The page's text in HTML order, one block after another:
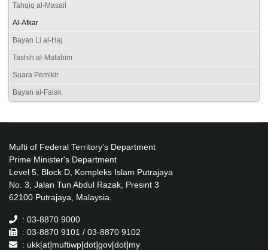
Tahqiq al-Masail
Al-Afkar
Bayan Li al-Haj
Tashih al-Mafahim
Suara Pemikir
Bayan al-Falak
Mufti of Federal Territory's Department
Prime Minister's Department
Level 5, Block D, Kompleks Islam Putrajaya
No. 3, Jalan Tun Abdul Razak, Presint 3
62100 Putrajaya, Malaysia.
: 03-8870 9000
: 03-8870 9101 / 03-8870 9102
: ukk[at]muftiwp[dot]gov[dot]my